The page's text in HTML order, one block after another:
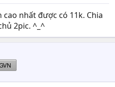
nhất được có 11k. Chia
2pic. ^_^